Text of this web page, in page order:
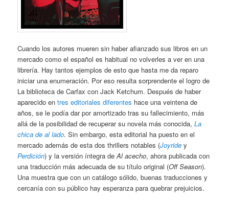
Cuando los autores mueren sin haber afianzado sus libros en un
mercado como el español es habitual no volverles a ver en una
librería. Hay tantos ejemplos de esto que hasta me da reparo
iniciar una enumeración. Por eso resulta sorprendente el logro de
La biblioteca de Carfax con Jack Ketchum. Después de haber
aparecido entres editoriales diferentes hace una veintena de
años, se le podía dar por amortizado tras su fallecimiento, más
allá de la posibilidad de recuperar su novela más conocida,La
chica de al lado. Sin embargo, esta editorial ha puesto en el
mercado además de esta dos thrillers notables (Joyride y
Perdición) y la versión íntegra deAl acecho, ahora publicada con
una traducción más adecuada de su título original (Off Season).
Una muestra que con un catálogo sólido, buenas traducciones y
cercanía con su público hay esperanza para quebrar prejuicios.